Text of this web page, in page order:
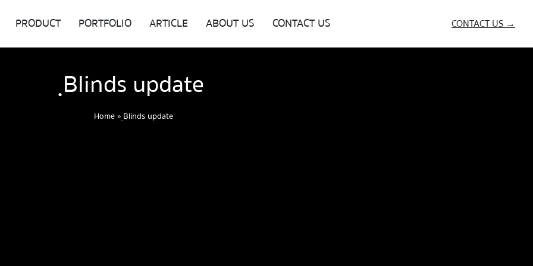
PRODUCT PORTFOLIO ARTICLE ABOUT US CONTACT US CONTACT US →
ฺBlinds update
Home» ฺBlinds update